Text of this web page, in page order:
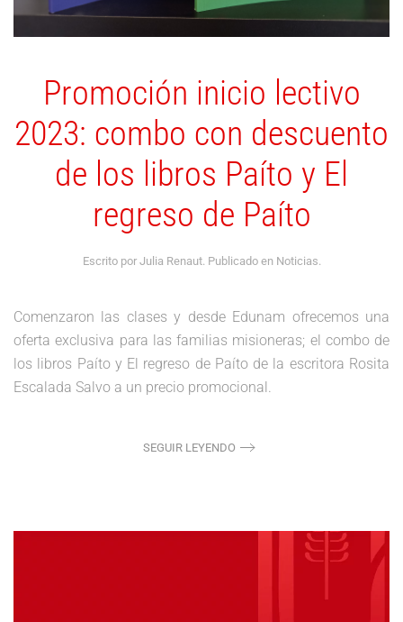
Promoción inicio lectivo
2023: combo con descuento
de los libros Paíto y El
regreso de Paíto
Escrito por Julia Renaut. Publicado en Noticias.
Comenzaron las clases y desde Edunam ofrecemos una
oferta exclusiva para las familias misioneras; el combo de
los libros Paíto y El regreso de Paíto de la escritora Rosita
Escalada Salvo a un precio promocional.
SEGUIR LEYENDO